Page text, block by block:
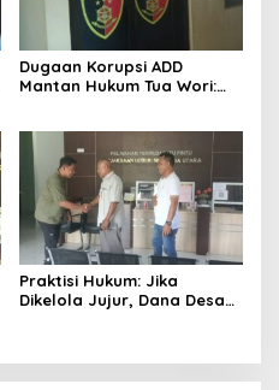
Dugaan Korupsi ADD
Mantan Hukum Tua Wori:
Praktisi Hukum: Jika
Dikelola Jujur, Dana Desa